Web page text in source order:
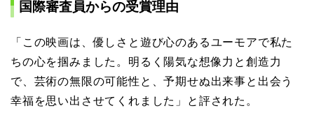
国際審査員からの受賞理由
「この映画は、優しさと遊び心のあるユーモアで私た
ちの心を掴みました。明るく陽気な想像力と創造力
で、芸術の無限の可能性と、予期せぬ出来事と出会う
幸福を思い出させてくれました」と評された。